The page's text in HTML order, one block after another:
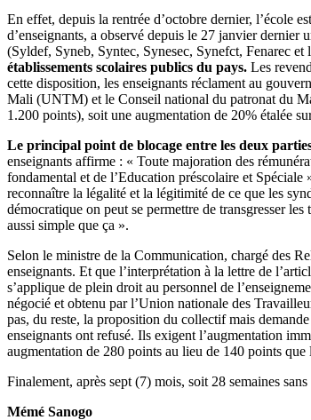
En effet, depuis la rentrée d’octobre dernier, l’école
d’enseignants, a observé depuis le 27 janvier dernier
(Syldef, Syneb, Syntec, Synesec, Synefct, Fenarec et
établissements scolaires publics du pays. Les
cette disposition, les enseignants réclament au
Mali (UNTM) et le Conseil national du patronat du
1.200 points), soit une augmentation de 20% étalée
Le principal point de blocage entre les deux
enseignants affirme : « Toute majoration des
fondamental et de l’Education préscolaire et
reconnaître la légalité et la légitimité de ce que les
démocratique on peut se permettre de transgresser
aussi simple que ça ».
Selon le ministre de la Communication, chargé des
enseignants. Et que l’interprétation à la lettre de
s’applique de plein droit au personnel de
négocié et obtenu par l’Union nationale des
pas, du reste, la proposition du collectif mais
enseignants ont refusé. Ils exigent l’augmentation
augmentation de 280 points au lieu de 140 points
Finalement, après sept (7) mois, soit 28 semaines
Mémé Sanogo